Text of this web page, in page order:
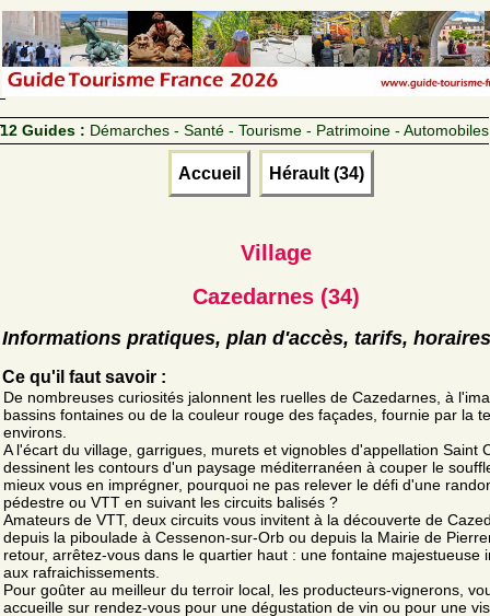
12 Guides : Démarches - Santé - Tourisme - Patrimoine - Automobiles
Accueil Hérault (34)
Village
Cazedarnes (34)
Informations pratiques, plan d'accès, tarifs, horaires
Ce qu'il faut savoir :
De nombreuses curiosités jalonnent les ruelles de Cazedarnes, à
bassins fontaines ou de la couleur rouge des façades, fournie par la
environs.
A l'écart du village, garrigues, murets et vignobles d'appellation Saint
dessinent les contours d'un paysage méditerranéen à couper le
mieux vous en imprégner, pourquoi ne pas relever le défi d'une
pédestre ou VTT en suivant les circuits balisés ?
Amateurs de VTT, deux circuits vous invitent à la découverte de
depuis la piboulade à Cessenon-sur-Orb ou depuis la Mairie de
retour, arrêtez-vous dans le quartier haut : une fontaine majestueuse
aux rafraichissements.
Pour goûter au meilleur du terroir local, les producteurs-vignerons,
accueille sur rendez-vous pour une dégustation de vin ou pour une